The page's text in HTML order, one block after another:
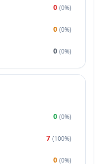
0 (0%)
0 (0%)
0 (0%)
0 (0%)
7 (100%)
0 (0%)